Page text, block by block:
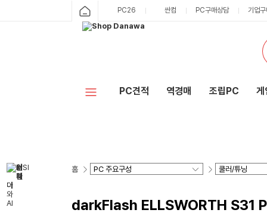
PC26 싼컴 PC구매상담 기업
PC견적 역경매 조립PC 게
홈
darkFlash ELLSWORTH S31